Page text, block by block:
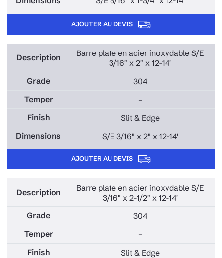
AJOUTER AU DEVIS
Barre plate en acier inoxydable S/E
3/16" x 2" x 12-14'
304
–
Slit & Edge
S/E 3/16" x 2" x 12-14'
AJOUTER AU DEVIS
Barre plate en acier inoxydable S/E
3/16" x 2-1/2" x 12-14'
304
–
Slit & Edge